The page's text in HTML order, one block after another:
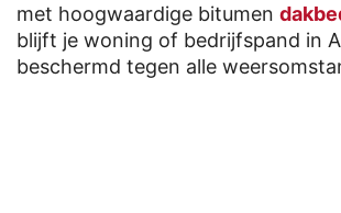
met hoogwaardige bitumen
blijft je woning of bedrijfspand in
beschermd tegen alle